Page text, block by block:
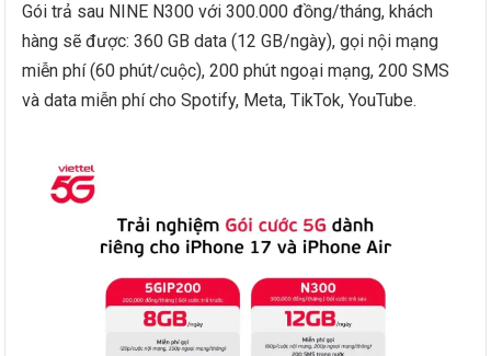
Gói trả sau NINE N300 với 300.000 đồng/tháng, khách
hàng sẽ được: 360 GB data (12 GB/ngày), gọi nội mạng
miễn phí (60 phút/cuộc), 200 phút ngoại mạng, 200 SMS
và data miễn phí cho Spotify, Meta, TikTok, YouTube.